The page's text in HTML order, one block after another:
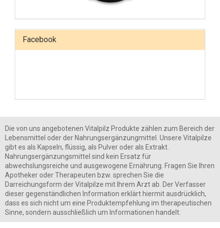
Facebook
Die von uns angebotenen Vitalpilz Produkte zählen zum Bereich der
Lebensmittel oder der Nahrungsergänzungmittel. Unsere Vitalpilze
gibt es als Kapseln, flüssig, als Pulver oder als Extrakt.
Nahrungsergänzungsmittel sind kein Ersatz für
abwechslungsreiche und ausgewogene Ernährung. Fragen Sie Ihren
Apotheker oder Therapeuten bzw. sprechen Sie die
Darreichungsform der Vitalpilze mit Ihrem Arzt ab. Der Verfasser
dieser gegenständlichen Information erklärt hiermit ausdrücklich,
dass es sich nicht um eine Produktempfehlung im therapeutischen
Sinne, sondern ausschließlich um Informationen handelt.